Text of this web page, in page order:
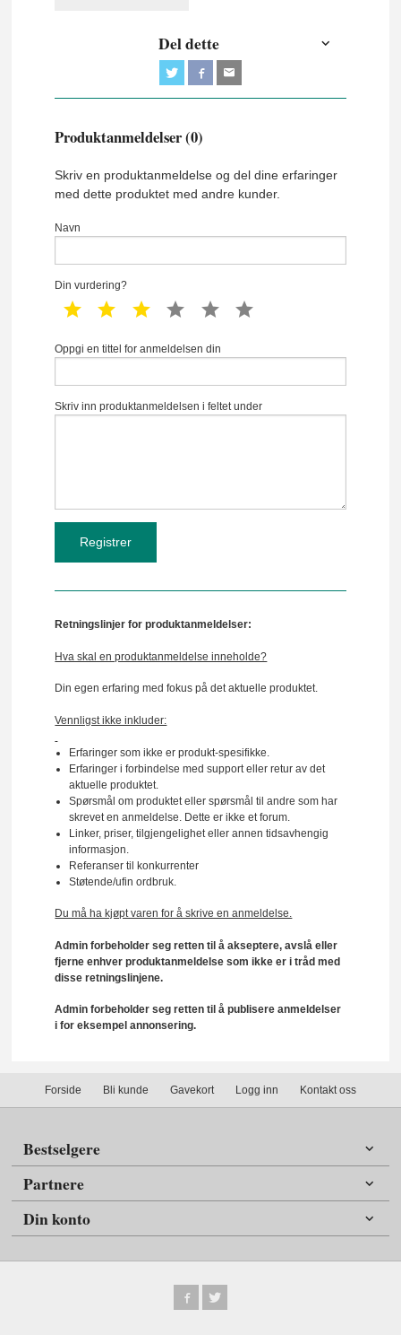
Del dette
Produktanmeldelser (0)
Skriv en produktanmeldelse og del dine erfaringer
med dette produktet med andre kunder.
Navn
Din vurdering?
1 star 2 star 3 star 4 star 5 star
Oppgi en tittel for anmeldelsen din
Skriv inn produktanmeldelsen i feltet under
Retningslinjer for produktanmeldelser:
Hva skal en produktanmeldelse inneholde?
Din egen erfaring med fokus på det aktuelle produktet.
Vennligst ikke inkluder:
Erfaringer som ikke er produkt-spesifikke.
Erfaringer i forbindelse med support eller retur av det
aktuelle produktet.
Spørsmål om produktet eller spørsmål til andre som har
skrevet en anmeldelse. Dette er ikke et forum.
Linker, priser, tilgjengelighet eller annen tidsavhengig
informasjon.
Referanser til konkurrenter
Støtende/ufin ordbruk.
Du må ha kjøpt varen for å skrive en anmeldelse.
Admin forbeholder seg retten til å akseptere, avslå eller
fjerne enhver produktanmeldelse som ikke er i tråd med
disse retningslinjene.
Admin forbeholder seg retten til å publisere anmeldelser
i for eksempel annonsering.
Forside Bli kunde Gavekort Logg inn Kontakt oss
Bestselgere
Partnere
Din konto